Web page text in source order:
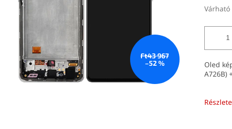
Ft43 967
–52 %
Várható
Oled
A726B)